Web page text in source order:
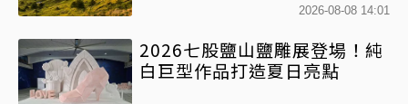
2026-08-08 14:01
2026七股鹽山鹽雕展登場！純
白巨型作品打造夏日亮點